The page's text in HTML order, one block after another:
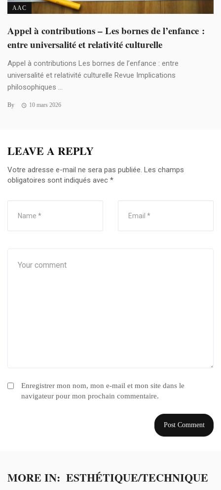
AAC
Appel à contributions – Les bornes de l’enfance :
entre universalité et relativité culturelle
Appel à contributions Les bornes de l’enfance : entre
universalité et relativité culturelle Revue Implications
philosophiques ...
By 10 mars 2026
LEAVE A REPLY
Votre adresse e-mail ne sera pas publiée. Les champs
obligatoires sont indiqués avec *
Enregistrer mon nom, mon e-mail et mon site dans le
navigateur pour mon prochain commentaire.
MORE IN: ESTHÉTIQUE/TECHNIQUE